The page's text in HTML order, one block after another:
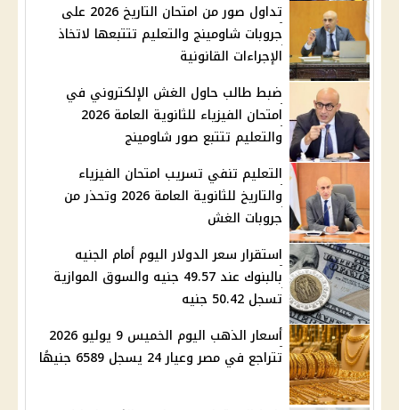
تداول صور من امتحان التاريخ 2026 على
جروبات شاومينج والتعليم تتتبعها لاتخاذ
الإجراءات القانونية
ضبط طالب حاول الغش الإلكتروني في
امتحان الفيزياء للثانوية العامة 2026
والتعليم تتتبع صور شاومينج
التعليم تنفي تسريب امتحان الفيزياء
والتاريخ للثانوية العامة 2026 وتحذر من
جروبات الغش
استقرار سعر الدولار اليوم أمام الجنيه
بالبنوك عند 49.57 جنيه والسوق الموازية
تسجل 50.42 جنيه
أسعار الذهب اليوم الخميس 9 يوليو 2026
تتراجع في مصر وعيار 24 يسجل 6589 جنيهًا